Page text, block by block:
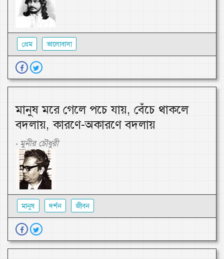
প্রেম ভালোবাসা
মানুষ মরে গেলে পচে যায়, বেঁচে থাকলে
বদলায়, কারণে-অকারণে বদলায়
- মুনীর চৌধুরী
মানুষ দর্শন জীবন